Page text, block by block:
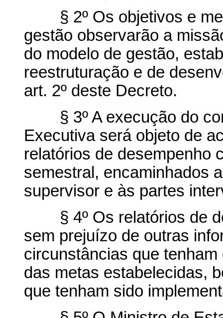
§ 2º Os objetivos e
gestão observarão a
do modelo de gestão,
reestruturação e de
art. 2º deste Decreto.
§ 3º A execução do
Executiva será objeto de
relatórios de desempenho
semestral, encaminhados
supervisor e às partes
§ 4º Os relatórios de
sem prejuízo de outras
circunstâncias que
das metas estabelecidas,
que tenham sido